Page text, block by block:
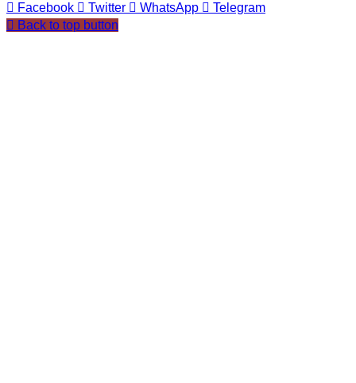
Facebook Twitter WhatsApp
Telegram
Back to top button